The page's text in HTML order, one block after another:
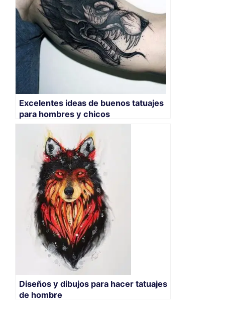
Excelentes ideas de buenos tatuajes
para hombres y chicos
Diseños y dibujos para hacer tatuajes
de hombre